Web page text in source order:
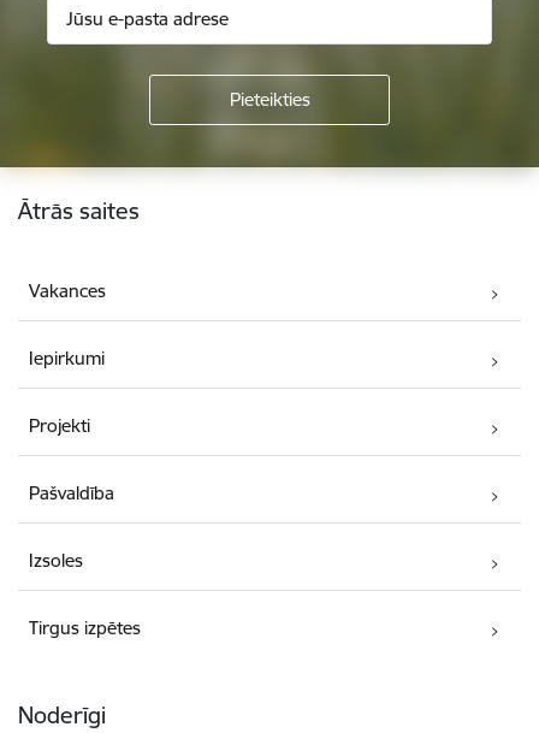
Kājene
Ātrās saites
Vakances
Iepirkumi
Projekti
Pašvaldība
Izsoles
Tirgus izpētes
Noderīgi